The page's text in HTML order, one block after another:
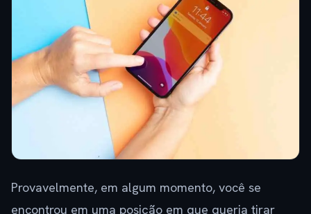
Provavelmente, em algum momento, você se
encontrou em uma posição em que queria tirar